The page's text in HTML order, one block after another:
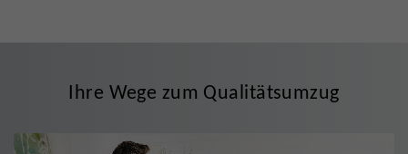
Ihre Wege zum Qualitätsumzug